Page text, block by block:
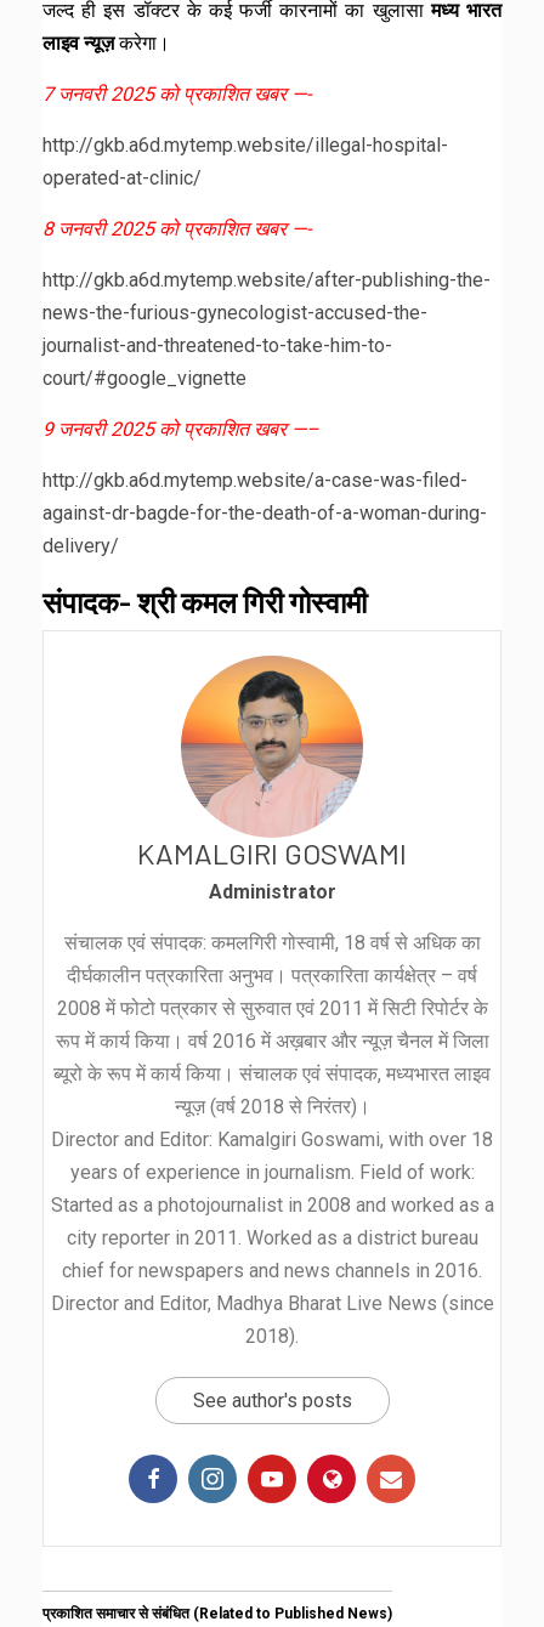
जल्द ही इस डॉक्टर के कई फर्जी कारनामों का खुलासामध्य भारत
लाइव न्यूज़करेगा।
7 जनवरी 2025 को प्रकाशित खबर —-
http://gkb.a6d.mytemp.website/illegal-hospital-
operated-at-clinic/
8 जनवरी 2025 को प्रकाशित खबर —-
http://gkb.a6d.mytemp.website/after-publishing-the-
news-the-furious-gynecologist-accused-the-
journalist-and-threatened-to-take-him-to-
court/#google_vignette
9 जनवरी 2025 को प्रकाशित खबर —–
http://gkb.a6d.mytemp.website/a-case-was-filed-
against-dr-bagde-for-the-death-of-a-woman-during-
delivery/
संपादक- श्री कमल गिरी गोस्वामी
KAMALGIRI GOSWAMI
Administrator
संचालक एवं संपादक: कमलगिरी गोस्वामी, 18 वर्ष से अधिक का
दीर्घकालीन पत्रकारिता अनुभव। पत्रकारिता कार्यक्षेत्र – वर्ष
2008 में फोटो पत्रकार से सुरुवात एवं 2011 में सिटी रिपोर्टर के
रूप में कार्य किया। वर्ष 2016 में अख़बार और न्यूज़ चैनल में जिला
ब्यूरो के रूप में कार्य किया। संचालक एवं संपादक, मध्यभारत लाइव
न्यूज़ (वर्ष 2018 से निरंतर)।
Director and Editor: Kamalgiri Goswami, with over 18
years of experience in journalism. Field of work:
Started as a photojournalist in 2008 and worked as a
city reporter in 2011. Worked as a district bureau
chief for newspapers and news channels in 2016.
Director and Editor, Madhya Bharat Live News (since
2018).
See author's posts
प्रकाशित समाचार से संबंधित (Related to Published News)